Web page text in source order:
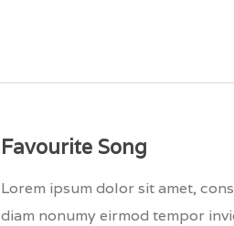
Favourite Song
Lorem ipsum dolor sit amet,
diam nonumy eirmod tempor